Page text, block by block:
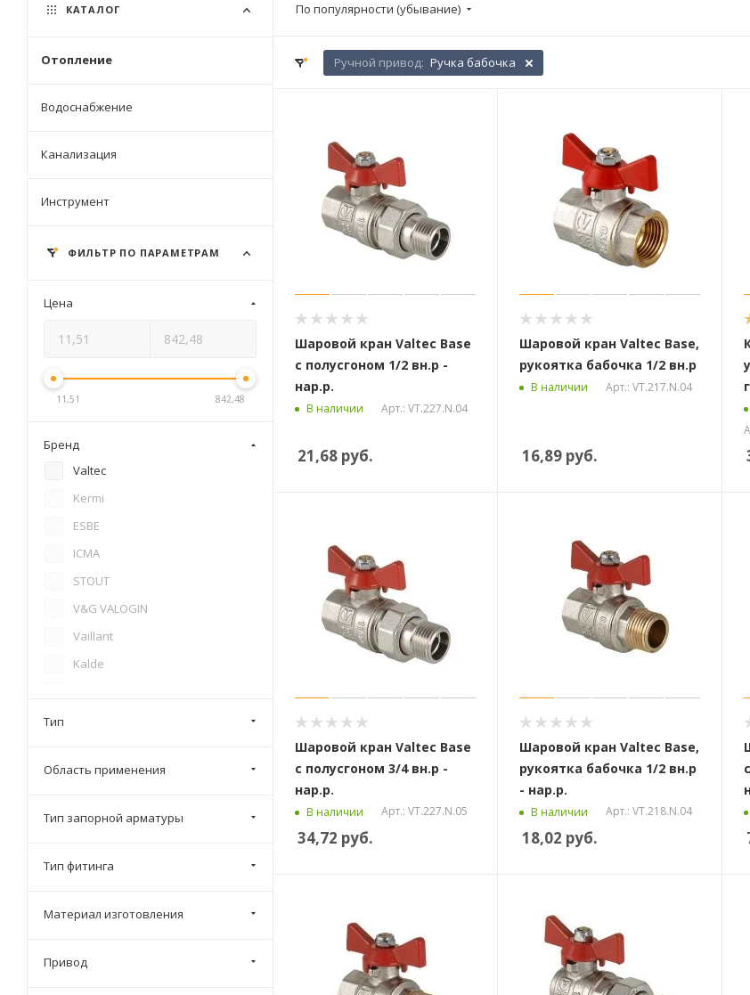
По популярности (убывание)
Ручной привод: Ручка бабочка
Шаровой кран Valtec Base
с полусгоном 1/2 вн.р -
нар.р.
В наличии Арт.: VT.227.N.04
21,68 руб.
Шаровой кран Valtec Base,
рукоятка бабочка 1/2 вн.р
В наличии Арт.: VT.217.N.04
16,89руб.
Шаровой кран Valtec Base
с полусгоном 3/4 вн.р -
нар.р.
В наличии Арт.: VT.227.N.05
34,72 руб.
Шаровой кран Valtec Base,
рукоятка бабочка 1/2 вн.р
- нар.р.
В наличии Арт.: VT.218.N.04
18,02 руб.
КАТАЛОГ
Отопление
Водоснабжение
Канализация
Инструмент
ФИЛЬТР ПО ПАРАМЕТРАМ
Цена
11,51 842,48
Бренд
Valtec
Kermi
ESBE
ICMA
STOUT
V&G VALOGIN
Vaillant
Kalde
завод
Enolgas
Тип
Область применения
Тип запорной арматуры
Тип фитинга
Материал изготовления
Привод